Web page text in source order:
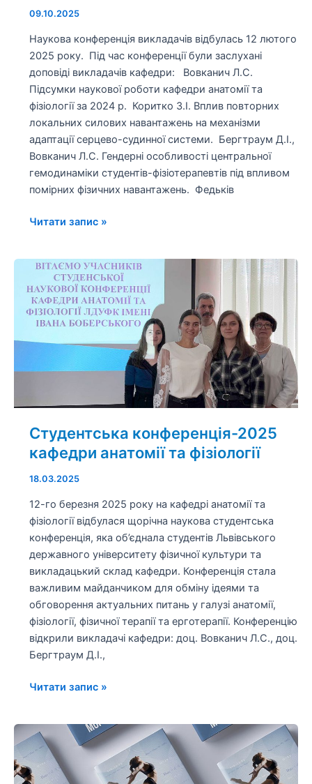
09.10.2025
Наукова конференція викладачів відбулась 12 лютого
2025 року. Під час конференції були заслухані
доповіді викладачів кафедри: Вовканич Л.С.
Підсумки наукової роботи кафедри анатомії та
фізіології за 2024 р. Коритко З.І. Вплив повторних
локальних силових навантажень на механізми
адаптації серцево-судинної системи. Бергтраум Д.І.,
Вовканич Л.С. Гендерні особливості центральної
гемодинаміки студентів-фізіотерапевтів під впливом
помірних фізичних навантажень. Федьків
Читати запис »
Студентська конференція-2025
кафедри анатомії та фізіології
18.03.2025
12-го березня 2025 року на кафедрі анатомії та
фізіології відбулася щорічна наукова студентська
конференція, яка об’єднала студентів Львівського
державного університету фізичної культури та
викладацький склад кафедри. Конференція стала
важливим майданчиком для обміну ідеями та
обговорення актуальних питань у галузі анатомії,
фізіології, фізичної терапії та ерготерапії. Конференцію
відкрили викладачі кафедри: доц. Вовканич Л.С., доц.
Бергтраум Д.І.,
Студентська
конференція-2025
кафедри
анатомії
фізіології
Читати запис »
Наші
видання:
«Спортивна